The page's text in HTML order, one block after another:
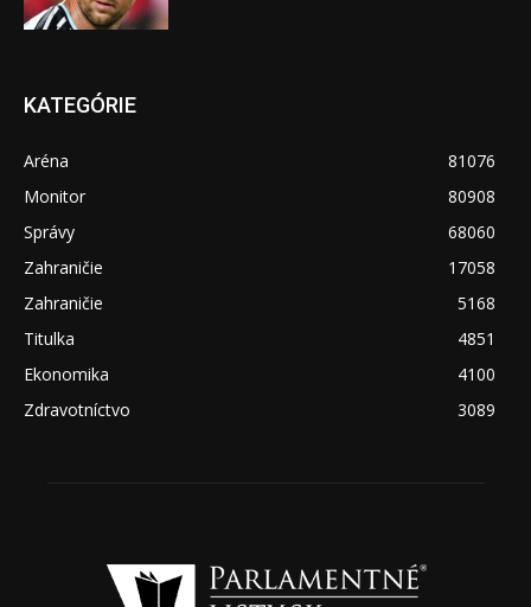
KATEGÓRIE
Aréna
81076
Monitor
80908
Správy
68060
Zahraničie
17058
Zahraničie
5168
Titulka
4851
Ekonomika
4100
Zdravotníctvo
3089